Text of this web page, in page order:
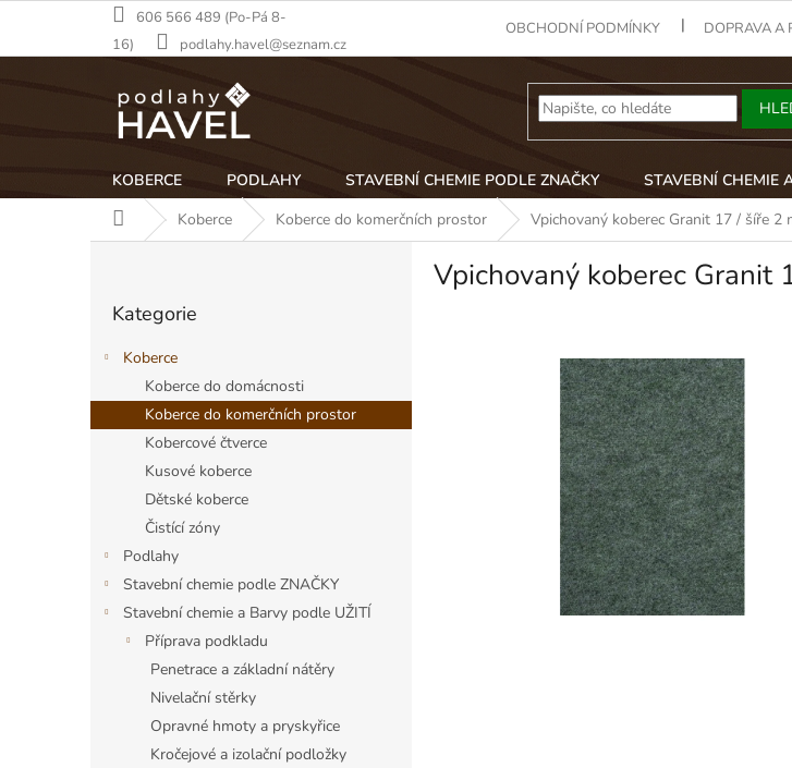
obsah
606 566 489 (Po-Pá 8-
16)
podlahy.havel@seznam.cz
OBCHODNÍ PODMÍNKY DOPRAVA A
KOBERCE PODLAHY STAVEBNÍ CHEMIE PODLE ZNAČKY STAVEBNÍ CHEMIE
Domů Koberce Koberce do komerčních prostor Vpichovaný koberec Granit 17 / šíře 2
n
kategorie
Kategorie
Koberce
Koberce do domácnosti
Koberce do komerčních prostor
Kobercové čtverce
Kusové koberce
Dětské koberce
Čistící zóny
Podlahy
Stavební chemie podle ZNAČKY
Stavební chemie a Barvy podle UŽITÍ
Příprava podkladu
Penetrace a základní nátěry
Nivelační stěrky
Opravné hmoty a pryskyřice
Kročejové a izolační podložky
Vpichovaný koberec Granit